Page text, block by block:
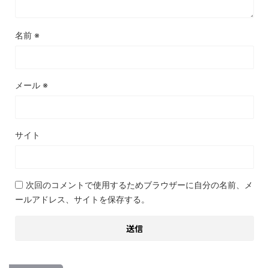
名前 ※
メール ※
サイト
次回のコメントで使用するためブラウザーに自分の名前、メ
ールアドレス、サイトを保存する。